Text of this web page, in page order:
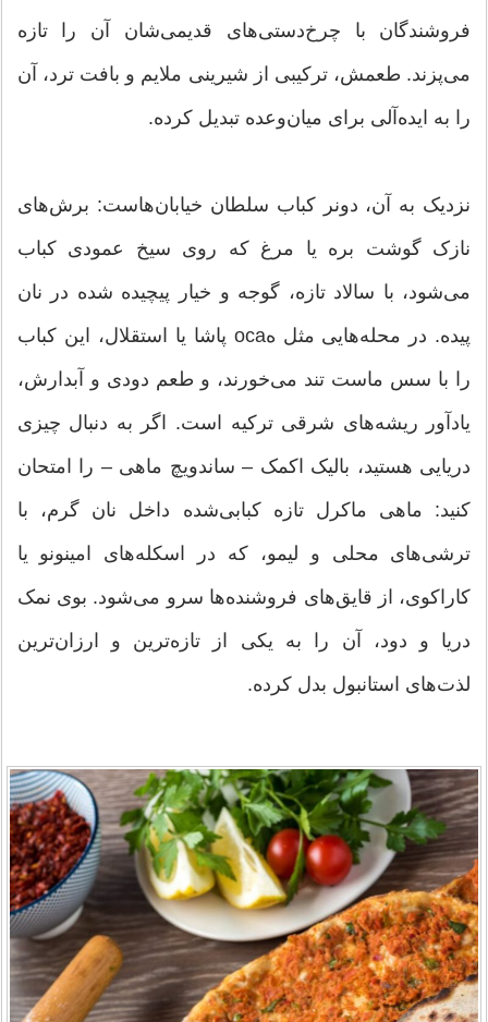
فروشندگان با چرخ‌دستی‌های قدیمی‌شان آن را تازه
می‌پزند. طعمش، ترکیبی از شیرینی ملایم و بافت ترد، آن
را به ایده‌آلی برای میان‌وعده تبدیل کرده.
نزدیک به آن، دونر کباب سلطان خیابان‌هاست: برش‌های
نازک گوشت بره یا مرغ که روی سیخ عمودی کباب
می‌شود، با سالاد تازه، گوجه و خیار پیچیده شده در نان
پیده. در محله‌هایی مثل هoca پاشا یا استقلال، این کباب
را با سس ماست تند می‌خورند، و طعم دودی و آبدارش،
یادآور ریشه‌های شرقی ترکیه است. اگر به دنبال چیزی
دریایی هستید، بالیک اکمک – ساندویچ ماهی – را امتحان
کنید: ماهی ماکرل تازه کبابی‌شده داخل نان گرم، با
ترشی‌های محلی و لیمو، که در اسکله‌های امینونو یا
کاراکوی، از قایق‌های فروشنده‌ها سرو می‌شود. بوی نمک
دریا و دود، آن را به یکی از تازه‌ترین و ارزان‌ترین
لذت‌های استانبول بدل کرده.